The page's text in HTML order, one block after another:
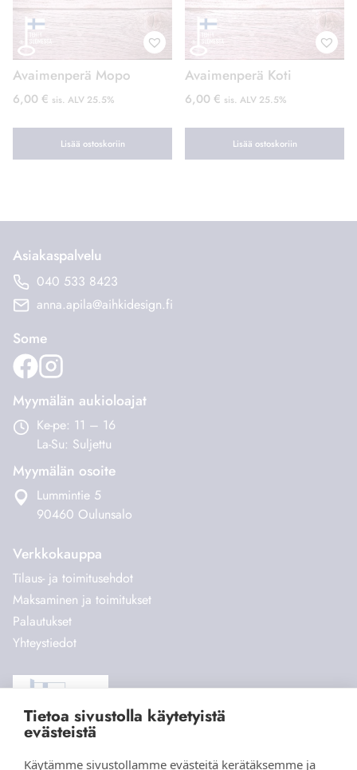
Tietoa sivustolla käytetyistä
evästeistä
Käytämme sivustollamme evästeitä kerätäksemme ja
Avaimenperä Mopo
6,00 € sis. ALV 25.5%
Lisää ostoskoriin
Avaimenperä Koti
6,00 € sis. ALV 25.5%
Lisää ostoskoriin
Asiakaspalvelu
040 533 8423
anna.apila@aihkidesign.fi
Some
Myymälän aukioloajat
Ke-pe: 11 – 16
La-Su: Suljettu
Myymälän osoite
Lummintie 5
90460 Oulunsalo
Verkkokauppa
Tilaus- ja toimitusehdot
Maksaminen ja toimitukset
Palautukset
Yhteystiedot